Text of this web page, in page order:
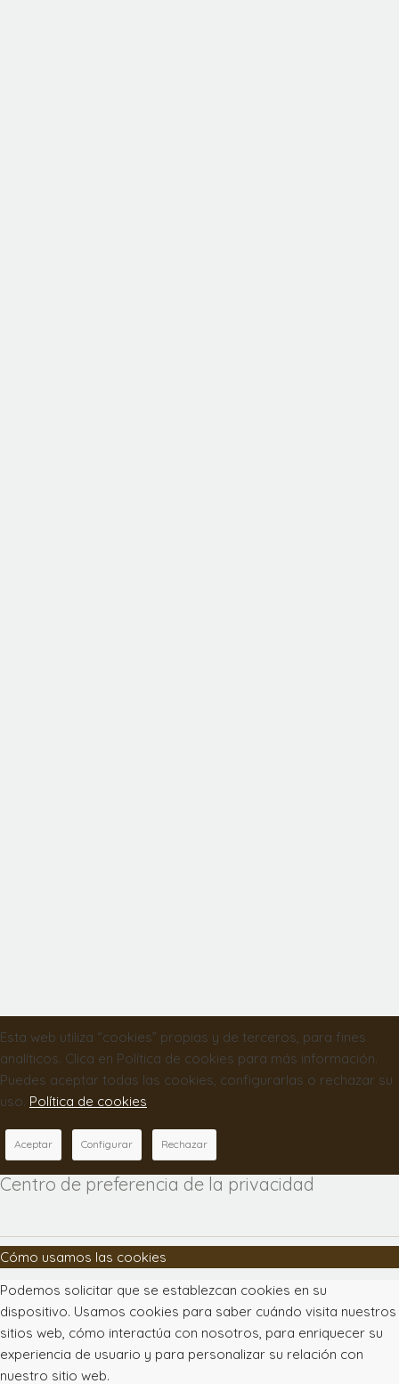
Esta web utiliza “cookies” propias y de terceros, para fines
analíticos. Clica en Política de cookies para más información.
Puedes aceptar todas las cookies, configurarlas o rechazar su
uso. Política de cookies
Aceptar Configurar Rechazar
Centro de preferencia de la privacidad
Cómo usamos las cookies
Podemos solicitar que se establezcan cookies en su
dispositivo. Usamos cookies para saber cuándo visita nuestros
sitios web, cómo interactúa con nosotros, para enriquecer su
experiencia de usuario y para personalizar su relación con
nuestro sitio web.